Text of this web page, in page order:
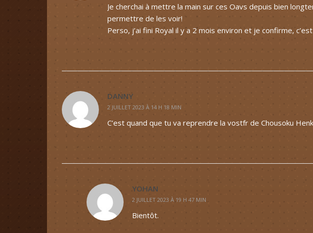
Je cherchai à mettre la main sur ces Oavs depuis bien
permettre de les voir!
Perso, j’ai fini Royal il y a 2 mois environ et je confirme,
DANNY
2 JUILLET 2023 À 14 H 18 MIN
C’est quand que tu va reprendre la vostfr de Chousoku
YOHAN
2 JUILLET 2023 À 19 H 47 MIN
Bientôt.